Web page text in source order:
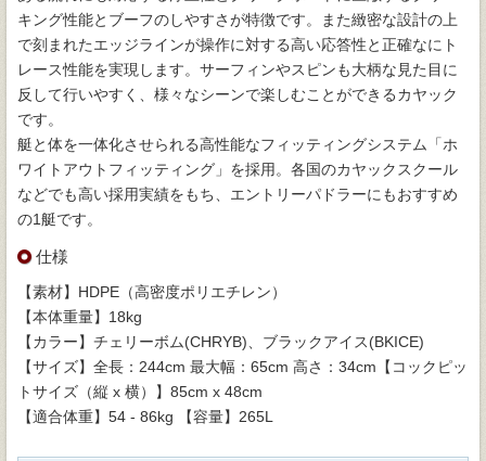
キング性能とブーフのしやすさが特徴です。また緻密な設計の上
で刻まれたエッジラインが操作に対する高い応答性と正確なにト
レース性能を実現します。サーフィンやスピンも大柄な見た目に
反して行いやすく、様々なシーンで楽しむことができるカヤック
です。
艇と体を一体化させられる高性能なフィッティングシステム「ホ
ワイトアウトフィッティング」を採用。各国のカヤックスクール
などでも高い採用実績をもち、エントリーパドラーにもおすすめ
の1艇です。
仕様
【素材】HDPE（高密度ポリエチレン）
【本体重量】18kg
【カラー】チェリーボム(CHRYB)、ブラックアイス(BKICE)
【サイズ】全長：244cm 最大幅：65cm 高さ：34cm【コックピッ
トサイズ（縦 x 横）】85cm x 48cm
【適合体重】54 - 86kg 【容量】265L